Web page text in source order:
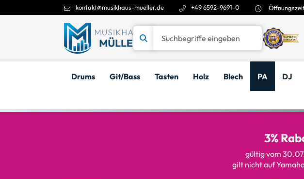
kontakt@musikhaus-mueller.de +49 6592-9691-0
Drums Git/Bass Tasten Holz Blech PA DJ
3%
gültig vom
gilt nicht auf